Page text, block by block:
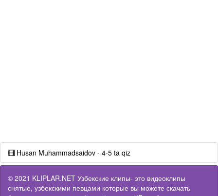
Husan Muhammadsaidov - 4-5 ta qiz
© 2021 KLIPLAR.NET Узбекские клипы- это видеоклипы
снятые, узбекскими певцами которые вы можете скачать